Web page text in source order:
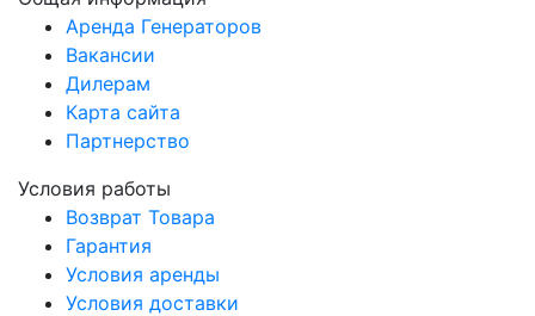
Аренда Генераторов
Вакансии
Дилерам
Карта сайта
Партнерство
Условия работы
Возврат Товара
Гарантия
Условия аренды
Условия доставки